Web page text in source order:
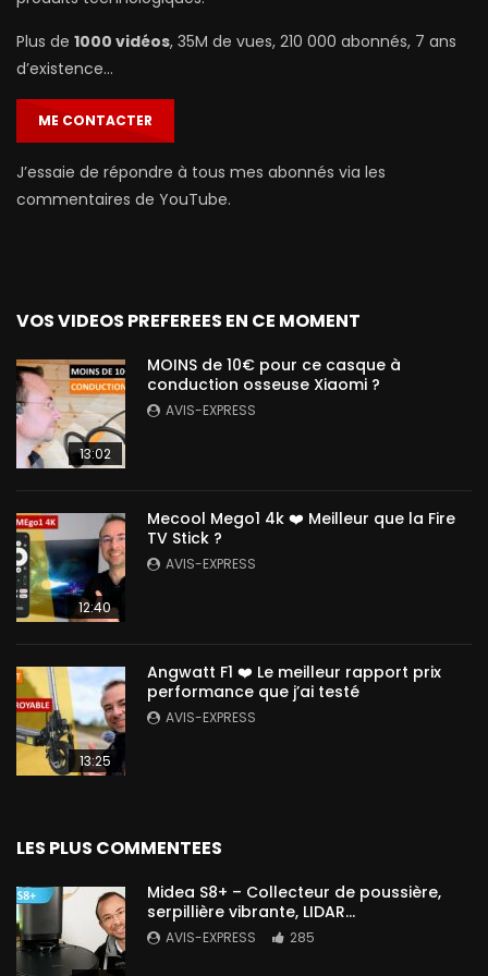
Plus de 1000 vidéos, 35M de vues, 210 000 abonnés, 7 ans
d’existence…
ME CONTACTER
J’essaie de répondre à tous mes abonnés via les
commentaires de YouTube.
VOS VIDEOS PREFEREES EN CE MOMENT
13:02
MOINS de 10€ pour ce casque à
conduction osseuse Xiaomi ?
AVIS-EXPRESS
12:40
Mecool Mego1 4k ❤️ Meilleur que la Fire
TV Stick ?
AVIS-EXPRESS
13:25
Angwatt F1 ❤️ Le meilleur rapport prix
performance que j’ai testé
AVIS-EXPRESS
LES PLUS COMMENTEES
Midea S8+ – Collecteur de poussière,
serpillière vibrante, LIDAR…
AVIS-EXPRESS 285